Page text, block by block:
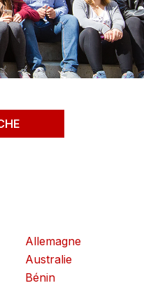
Allemagne
Australie
Bénin